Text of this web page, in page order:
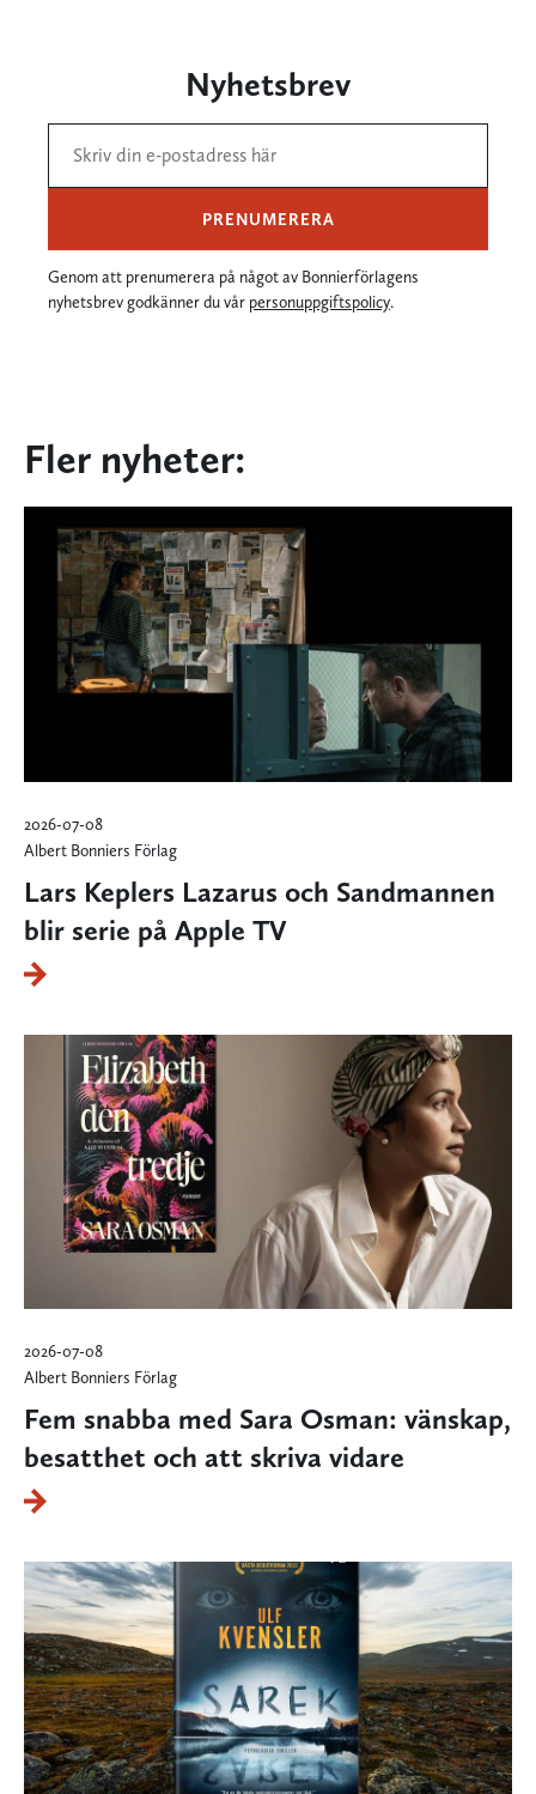
Nyhetsbrev
PRENUMERERA
Genom att prenumerera på något av Bonnierförlagens
nyhetsbrev godkänner du vår personuppgiftspolicy.
Fler nyheter:
2026-07-08
Albert Bonniers Förlag
Lars Keplers Lazarus och Sandmannen
blir serie på Apple TV
2026-07-08
Albert Bonniers Förlag
Fem snabba med Sara Osman: vänskap,
besatthet och att skriva vidare